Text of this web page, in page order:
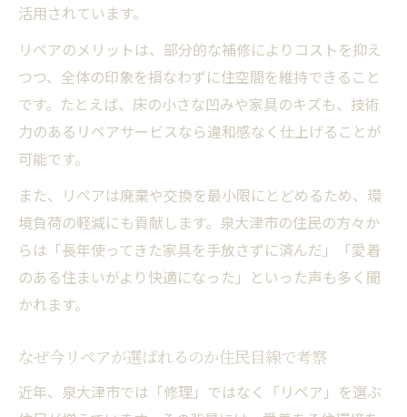
活用されています。
リペアのメリットは、部分的な補修によりコストを抑え
つつ、全体の印象を損なわずに住空間を維持できること
です。たとえば、床の小さな凹みや家具のキズも、技術
力のあるリペアサービスなら違和感なく仕上げることが
可能です。
また、リペアは廃棄や交換を最小限にとどめるため、環
境負荷の軽減にも貢献します。泉大津市の住民の方々か
らは「長年使ってきた家具を手放さずに済んだ」「愛着
のある住まいがより快適になった」といった声も多く聞
かれます。
なぜ今リペアが選ばれるのか住民目線で考察
近年、泉大津市では「修理」ではなく「リペア」を選ぶ